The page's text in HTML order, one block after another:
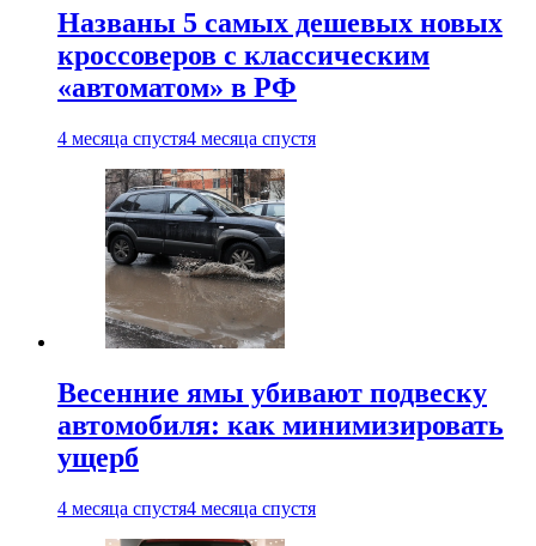
Названы 5 самых дешевых новых
кроссоверов с классическим
«автоматом» в РФ
4 месяца спустя4 месяца спустя
Весенние ямы убивают подвеску
автомобиля: как минимизировать
ущерб
4 месяца спустя4 месяца спустя